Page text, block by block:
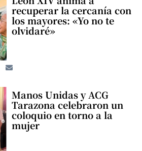
recuperar la cercanía con
los mayores: «Yo no te
olvidaré»
Manos Unidas y ACG
Tarazona celebraron un
coloquio en torno a la
mujer